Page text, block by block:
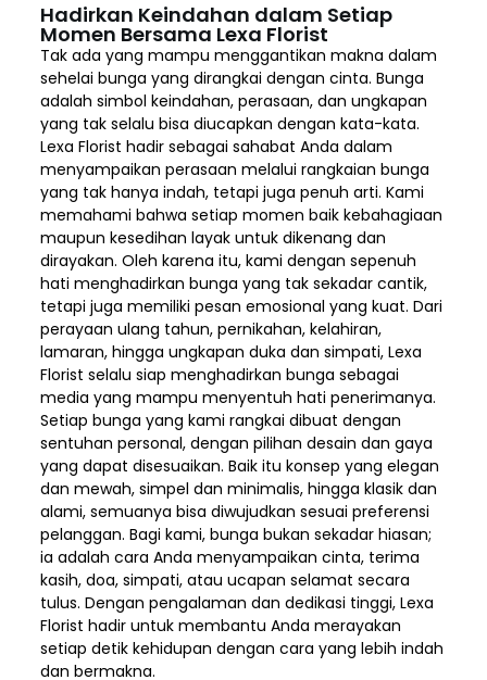
Hadirkan Keindahan dalam Setiap
Momen Bersama Lexa Florist
Tak ada yang mampu menggantikan makna dalam
sehelai bunga yang dirangkai dengan cinta. Bunga
adalah simbol keindahan, perasaan, dan ungkapan
yang tak selalu bisa diucapkan dengan kata-kata.
Lexa Florist hadir sebagai sahabat Anda dalam
menyampaikan perasaan melalui rangkaian bunga
yang tak hanya indah, tetapi juga penuh arti. Kami
memahami bahwa setiap momen baik kebahagiaan
maupun kesedihan layak untuk dikenang dan
dirayakan. Oleh karena itu, kami dengan sepenuh
hati menghadirkan bunga yang tak sekadar cantik,
tetapi juga memiliki pesan emosional yang kuat. Dari
perayaan ulang tahun, pernikahan, kelahiran,
lamaran, hingga ungkapan duka dan simpati, Lexa
Florist selalu siap menghadirkan bunga sebagai
media yang mampu menyentuh hati penerimanya.
Setiap bunga yang kami rangkai dibuat dengan
sentuhan personal, dengan pilihan desain dan gaya
yang dapat disesuaikan. Baik itu konsep yang elegan
dan mewah, simpel dan minimalis, hingga klasik dan
alami, semuanya bisa diwujudkan sesuai preferensi
pelanggan. Bagi kami, bunga bukan sekadar hiasan;
ia adalah cara Anda menyampaikan cinta, terima
kasih, doa, simpati, atau ucapan selamat secara
tulus. Dengan pengalaman dan dedikasi tinggi, Lexa
Florist hadir untuk membantu Anda merayakan
setiap detik kehidupan dengan cara yang lebih indah
dan bermakna.